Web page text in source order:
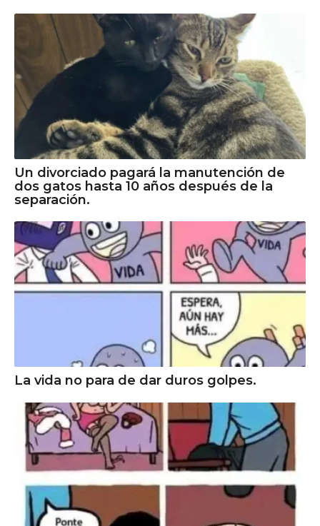
Un divorciado pagará la manutención de
dos gatos hasta 10 años después de la
separación.
La vida no para de dar duros golpes.